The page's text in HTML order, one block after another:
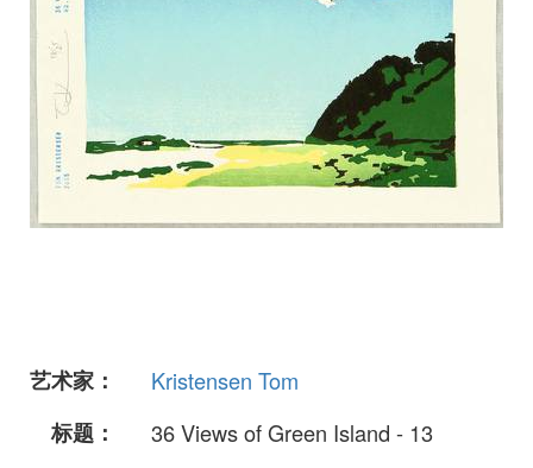
艺术家：
Kristensen Tom
标题：
36 Views of Green Island - 13